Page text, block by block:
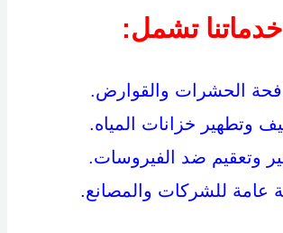
خدماتنا تشمل:
الحشرات والقوارض.
وتطهير خزانات المياه.
وتعقيم ضد الفيروسات.
عامة للشركات والمصانع.